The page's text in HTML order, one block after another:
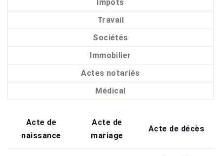
Impôts
Travail
Sociétés
Immobilier
Actes notariés
Médical
Acte de
naissance
Acte de
mariage
Acte de décès